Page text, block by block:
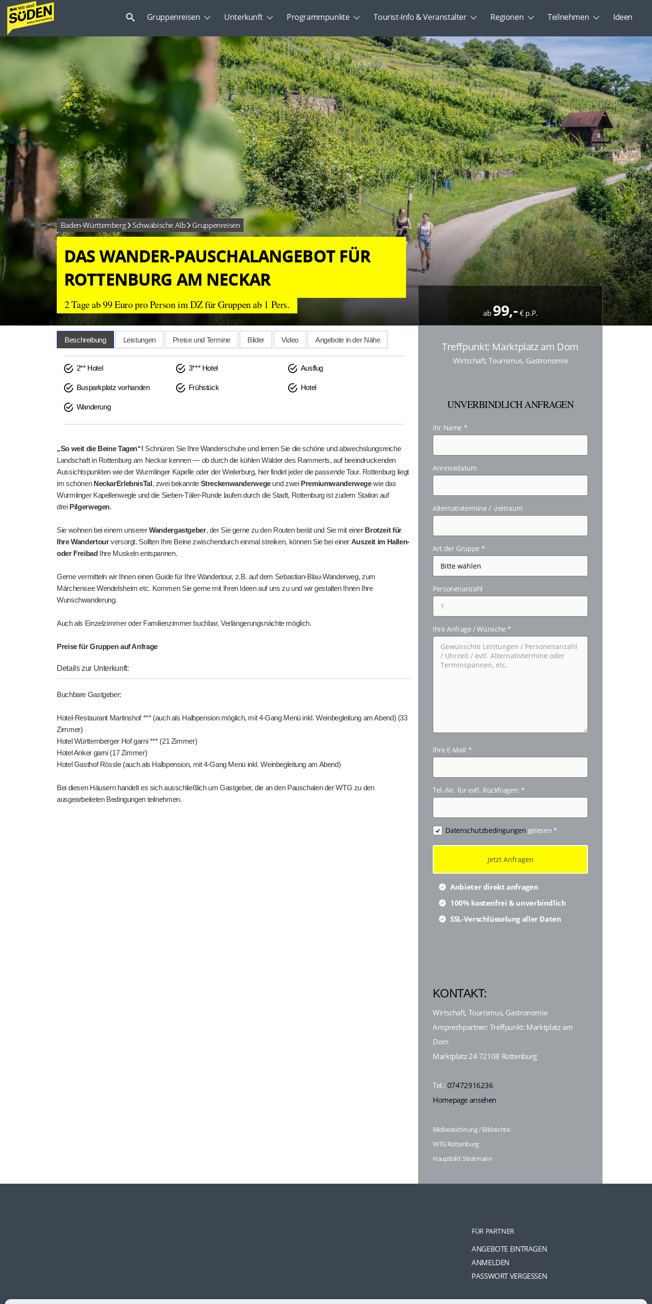
Gruppenreisen Unterkunft Programmpunkte Tourist-Info & Veranstalter Regionen Teilnehmen Ideen
Suchen
nach:
Baden-Württemberg Schwäbische Alb Gruppenreisen
DAS WANDER-PAUSCHALANGEBOT FÜR
ROTTENBURG AM NECKAR
2 Tage ab 99 Euro pro Person im DZ für Gruppen ab 1 Pers.
ab 99,- € p.P.
Beschreibung Leistungen Preise und Termine Bilder Video Angebote in der Nähe
2** Hotel 3*** Hotel Ausflug
Busparkplatz vorhanden Frühstück Hotel
Wanderung
„So weit die Beine Tagen“! Schnüren Sie Ihre Wanderschuhe und lernen Sie die schöne und abwechslungsreiche
Landschaft in Rottenburg am Neckar kennen — ob durch die kühlen Wälder des Rammerts, auf beeindruckenden
Aussichtspunkten wie der Wurmlinger Kapelle oder der Weilerburg, hier findet jeder die passende Tour. Rottenburg liegt
im schönen NeckarErlebnisTal, zwei bekannte Streckenwanderwege und zwei Premiumwanderwegewie das
Wurmlinger Kapellenwegle und die Sieben-Täler-Runde laufen durch die Stadt, Rottenburg ist zudem Station auf
drei Pilgerwegen.
Sie wohnen bei einem unsererWandergastgeber, der Sie gerne zu den Routen berät und Sie mit einer Brotzeit für
Ihre Wandertourversorgt. Sollten Ihre Beine zwischendurch einmal streiken, können Sie bei einer Auszeit im Hallen-
oder Freibad Ihre Muskeln entspannen.
Gerne vermitteln wir Ihnen einen Guide für Ihre Wandertour, z.B. auf dem Sebastian-Blau-Wanderweg, zum
Märchensee Wendelsheim etc. Kommen Sie gerne mit Ihren Ideen auf uns zu und wir gestalten Ihnen Ihre
Wunschwanderung.
Auch als Einzelzimmer oder Familienzimmer buchbar, Verlängerungsnächte möglich.
Preise für Gruppen auf Anfrage
Details zur Unterkunft:
Buchbare Gastgeber:
Hotel-Restaurant Martinshof *** (auch als Halbpension möglich, mit 4-Gang Menü inkl. Weinbegleitung am Abend) (33
Zimmer)
Hotel Württemberger Hof garni *** (21 Zimmer)
Hotel Anker garni (17 Zimmer)
Hotel Gasthof Rössle (auch als Halbpension, mit 4-Gang Menü inkl. Weinbegleitung am Abend)
Bei diesen Häusern handelt es sich ausschließlich um Gastgeber, die an den Pauschalen der WTG zu den
ausgearbeiteten Bedingungen teilnehmen.
Treffpunkt: Marktplatz am Dom
Wirtschaft, Tourismus, Gastronomie
UNVERBINDLICH ANFRAGEN
Ihr Name *
Anreisedatum
Alternativtermine / -zeitraum
Art der Gruppe*
Personenanzahl
Ihre Anfrage / Wünsche*
Ihre E-Mail *
Tel.-Nr. für evtl. Rückfragen:*
Datenschutzbedingungen gelesen *
Anbieter direkt anfragen
100% kostenfrei & unverbindlich
SSL-Verschlüsselung aller Daten
KONTAKT:
Wirtschaft, Tourismus, Gastronomie
Ansprechpartner: Treffpunkt: Marktplatz am
Dom
Marktplatz 24 72108 Rottenburg
Tel.: 07472916236
Homepage ansehen
Bildbezeichnung / Bildrechte:
WTG Rottenburg
Hauptbild: Stratmann
FÜR PARTNER
ANGEBOTE EINTRAGEN
ANMELDEN
PASSWORT VERGESSEN